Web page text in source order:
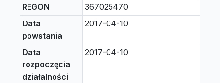
REGON
367025470
Data
powstania
2017-04-10
Data
rozpoczęcia
działalności
2017-04-10